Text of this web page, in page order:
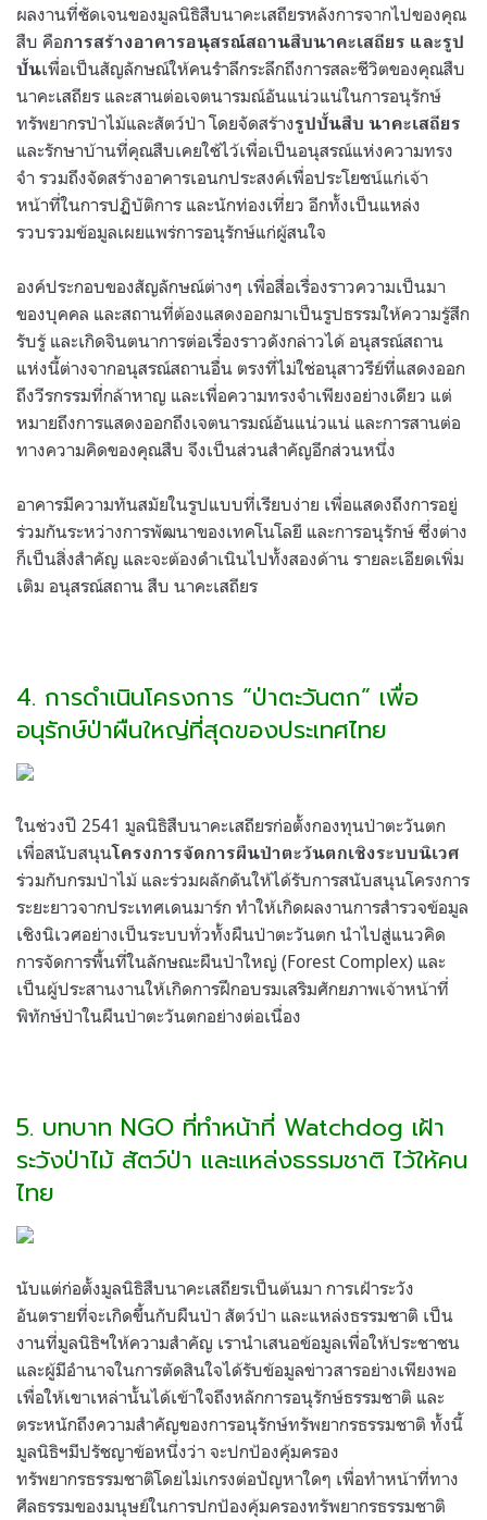
ผลงานที่ชัดเจนของมูลนิธิสืบนาคะเสถียรหลังการจากไปของคุณ
สืบ คือการสร้างอาคารอนุสรณ์สถานสืบนาคะเสถียร และรูป
ปั้นเพื่อเป็นสัญลักษณ์ให้คนรำลึกระลึกถึงการสละชีวิตของคุณสืบ
นาคะเสถียร และสานต่อเจตนารมณ์อันแน่วแน่ในการอนุรักษ์
ทรัพยากรป่าไม้และสัตว์ป่า โดยจัดสร้างรูปปั้นสืบ นาคะเสถียร
และรักษาบ้านที่คุณสืบเคยใช้ไว้เพื่อเป็นอนุสรณ์แห่งความทรง
จำ รวมถึงจัดสร้างอาคารเอนกประสงค์เพื่อประโยชน์แก่เจ้า
หน้าที่ในการปฏิบัติการ และนักท่องเที่ยว อีกทั้งเป็นแหล่ง
รวบรวมข้อมูลเผยแพร่การอนุรักษ์แก่ผู้สนใจ
องค์ประกอบของสัญลักษณ์ต่างๆ เพื่อสื่อเรื่องราวความเป็นมา
ของบุคคล และสถานที่ต้องแสดงออกมาเป็นรูปธรรมให้ความรู้สึก
รับรู้ และเกิดจินตนาการต่อเรื่องราวดังกล่าวได้ อนุสรณ์สถาน
แห่งนี้ต่างจากอนุสรณ์สถานอื่น ตรงที่ไม่ใช่อนุสาวรีย์ที่แสดงออก
ถึงวีรกรรมที่กล้าหาญ และเพื่อความทรงจำเพียงอย่างเดียว แต่
หมายถึงการแสดงออกถึงเจตนารมณ์อันแน่วแน่ และการสานต่อ
ทางความคิดของคุณสืบ จึงเป็นส่วนสำคัญอีกส่วนหนึ่ง
อาคารมีความทันสมัยในรูปแบบที่เรียบง่าย เพื่อแสดงถึงการอยู่
ร่วมกันระหว่างการพัฒนาของเทคโนโลยี และการอนุรักษ์ ซึ่งต่าง
ก็เป็นสิ่งสำคัญ และจะต้องดำเนินไปทั้งสองด้าน รายละเอียดเพิ่ม
เติม อนุสรณ์สถาน สืบ นาคะเสถียร
4. การดำเนินโครงการ “ป่าตะวันตก” เพื่อ
อนุรักษ์ป่าผืนใหญ่ที่สุดของประเทศไทย
ในช่วงปี 2541 มูลนิธิสืบนาคะเสถียรก่อตั้งกองทุนป่าตะวันตก
เพื่อสนับสนุนโครงการจัดการผืนป่าตะวันตกเชิงระบบนิเวศ
ร่วมกับกรมป่าไม้ และร่วมผลักดันให้ได้รับการสนับสนุนโครงการ
ระยะยาวจากประเทศเดนมาร์ก ทำให้เกิดผลงานการสำรวจข้อมูล
เชิงนิเวศอย่างเป็นระบบทั่วทั้งผืนป่าตะวันตก นำไปสู่แนวคิด
การจัดการพื้นที่ในลักษณะผืนป่าใหญ่ (Forest Complex) และ
เป็นผู้ประสานงานให้เกิดการฝึกอบรมเสริมศักยภาพเจ้าหน้าที่
พิทักษ์ป่าในผืนป่าตะวันตกอย่างต่อเนื่อง
5. บทบาท NGO ที่ทำหน้าที่ Watchdog เฝ้า
ระวังป่าไม้ สัตว์ป่า และแหล่งธรรมชาติ ไว้ให้คน
ไทย
นับแต่ก่อตั้งมูลนิธิสืบนาคะเสถียรเป็นต้นมา การเฝ้าระวัง
อันตรายที่จะเกิดขึ้นกับผืนป่า สัตว์ป่า และแหล่งธรรมชาติ เป็น
งานที่มูลนิธิฯให้ความสำคัญ เรานำเสนอข้อมูลเพื่อให้ประชาชน
และผู้มีอำนาจในการตัดสินใจได้รับข้อมูลข่าวสารอย่างเพียงพอ
เพื่อให้เขาเหล่านั้นได้เข้าใจถึงหลักการอนุรักษ์ธรรมชาติ และ
ตระหนักถึงความสำคัญของการอนุรักษ์ทรัพยากรธรรมชาติ ทั้งนี้
มูลนิธิฯมีปรัชญาข้อหนึ่งว่า จะปกป้องคุ้มครอง
ทรัพยากรธรรมชาติโดยไม่เกรงต่อปัญหาใดๆ เพื่อทำหน้าที่ทาง
ศีลธรรมของมนุษย์ในการปกป้องคุ้มครองทรัพยากรธรรมชาติ